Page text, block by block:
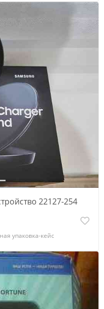
22127-254
упаковка-кейс